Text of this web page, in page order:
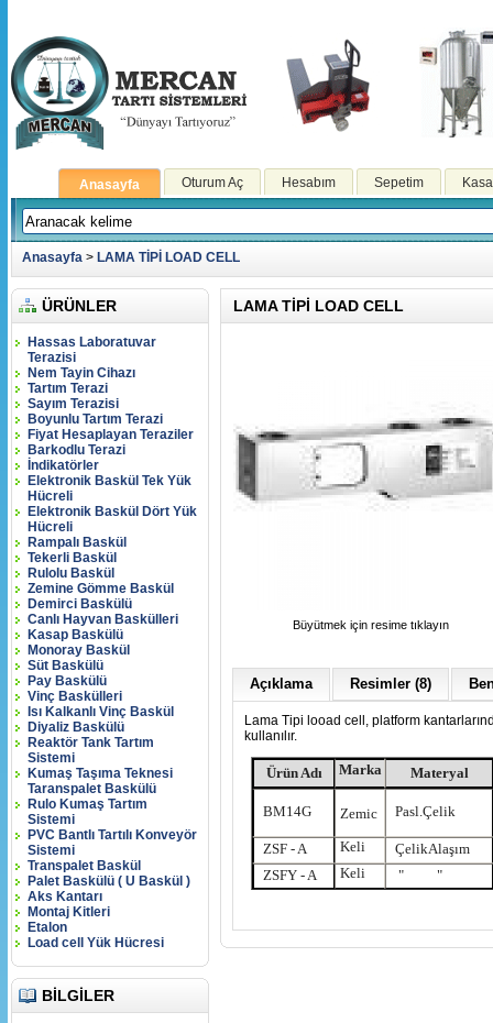
Anasayfa Oturum Aç Hesabım Sepetim
Anasayfa > LAMA TİPİ LOAD CELL
ÜRÜNLER
Hassas Laboratuvar
Terazisi
Nem Tayin Cihazı
Tartım Terazi
Sayım Terazisi
Boyunlu Tartım Terazi
Fiyat Hesaplayan Teraziler
Barkodlu Terazi
İndikatörler
Elektronik Baskül Tek Yük
Hücreli
Elektronik Baskül Dört Yük
Hücreli
Rampalı Baskül
Tekerli Baskül
Rulolu Baskül
Zemine Gömme Baskül
Demirci Baskülü
Canlı Hayvan Baskülleri
Kasap Baskülü
Monoray Baskül
Süt Baskülü
Pay Baskülü
Vinç Baskülleri
Isı Kalkanlı Vinç Baskül
Diyaliz Baskülü
Reaktör Tank Tartım
Sistemi
Kumaş Taşıma Teknesi
Taranspalet Baskülü
Rulo Kumaş Tartım
Sistemi
PVC Bantlı Tartılı Konveyör
Sistemi
Transpalet Baskül
Palet Baskülü ( U Baskül )
Aks Kantarı
Montaj Kitleri
Etalon
Load cell Yük Hücresi
BILGILER
LAMA TİPİ LOAD CELL
Büyütmek için resime tıklayın
Açıklama Resimler (8)
Lama Tipi looad cell, platform
kullanılır.
Ürün Adı Marka Materyal
BM14G Zemic Pasl.Çelik
ZSF - A Keli
ÇelikAlaşım
ZSFY - A
Keli " "